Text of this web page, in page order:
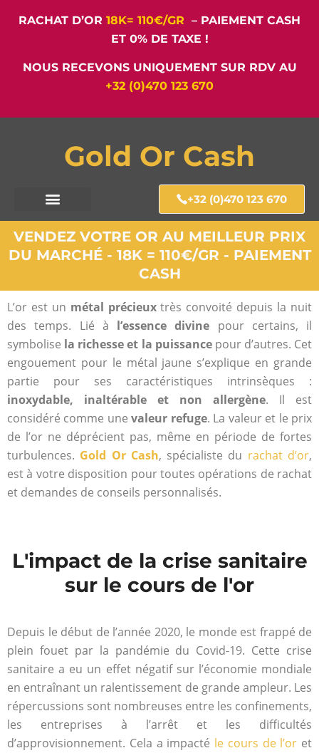
RACHAT D’OR 18K= 110€/GR – PAIEMENT CASH
ET 0% DE TAXE !
NOUS RECEVONS UNIQUEMENT SUR RDV AU
+32 (0)470 123 670
Gold Or Cash
+32 (0)470 123 670
VENDEZ VOTRE OR AU MEILLEUR PRIX
DU MARCHÉ - 18K = 110€/GR - PAIEMENT
CASH
L’or est un métal précieuxtrès convoité depuis la nuit
des temps. Lié à l’essence divine pour certains, il
symbolise la richesse et la puissancepour d’autres. Cet
engouement pour le métal jaune s’explique en grande
partie pour ses caractéristiques intrinsèques :
inoxydable, inaltérable et non allergène. Il est
considéré comme unevaleur refuge. La valeur et le prix
de l’or ne déprécient pas, même en période de fortes
turbulences. Gold Or Cash, spécialiste du rachat d’or,
est à votre disposition pour toutes opérations de rachat
et demandes de conseils personnalisés.
L'impact de la crise sanitaire
sur le cours de l'or
Depuis le début de l’année 2020, le monde est frappé de
plein fouet par la pandémie du Covid-19. Cette crise
sanitaire a eu un effet négatif sur l’économie mondiale
en entraînant un ralentissement de grande ampleur. Les
répercussions sont nombreuses entre les confinements,
les entreprises à l’arrêt et les difficultés
d’approvisionnement. Cela a impacté le cours de l’or et